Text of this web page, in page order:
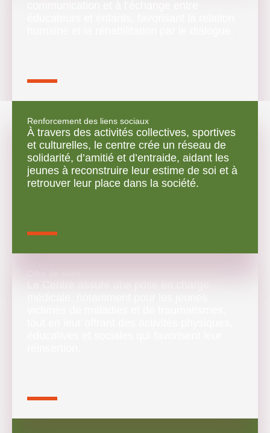
Renforcement des liens sociaux
À travers des activités collectives, sportives
et culturelles, le centre crée un réseau de
solidarité, d’amitié et d’entraide, aidant les
jeunes à reconstruire leur estime de soi et à
retrouver leur place dans la société.